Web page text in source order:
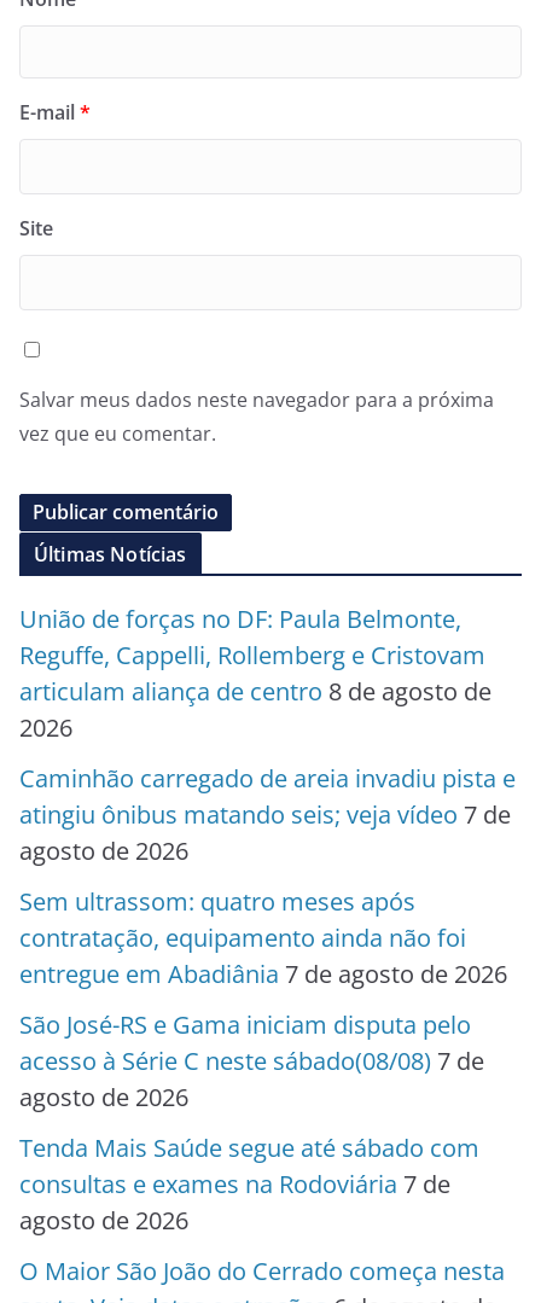
E-mail*
Site
Salvar meus dados neste navegador para a próxima
vez que eu comentar.
Últimas Notícias
União de forças no DF: Paula Belmonte,
Reguffe, Cappelli, Rollemberg e Cristovam
articulam aliança de centro 8 de agosto de
2026
Caminhão carregado de areia invadiu pista e
atingiu ônibus matando seis; veja vídeo 7 de
agosto de 2026
Sem ultrassom: quatro meses após
contratação, equipamento ainda não foi
entregue em Abadiânia 7 de agosto de 2026
São José-RS e Gama iniciam disputa pelo
acesso à Série C neste sábado(08/08) 7 de
agosto de 2026
Tenda Mais Saúde segue até sábado com
consultas e exames na Rodoviária 7 de
agosto de 2026
O Maior São João do Cerrado começa nesta